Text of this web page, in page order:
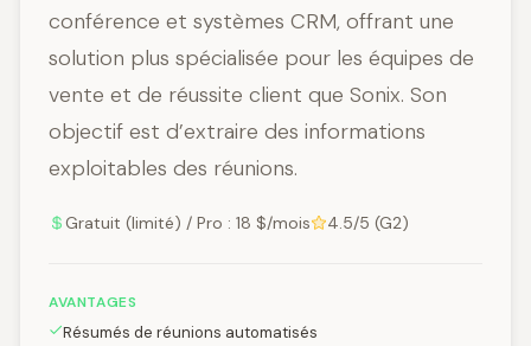
conférence et systèmes CRM, offrant une
solution plus spécialisée pour les équipes de
vente et de réussite client que Sonix. Son
objectif est d’extraire des informations
exploitables des réunions.
Gratuit (limité) / Pro : 18 $/mois 4.5/5 (G2)
AVANTAGES
Résumés de réunions automatisés